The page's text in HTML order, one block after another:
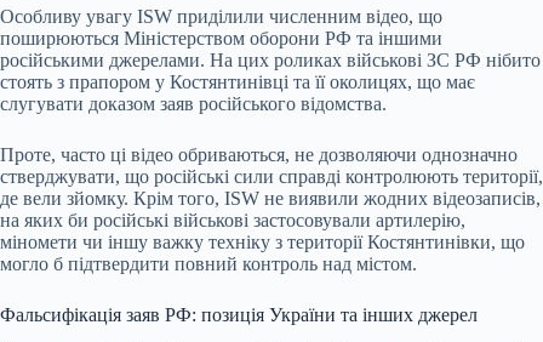
Особливу увагу ISW приділили численним відео, що
поширюються Міністерством оборони РФ та іншими
російськими джерелами. На цих роликах військові ЗС РФ нібито
стоять з прапором у Костянтинівці та її околицях, що має
слугувати доказом заяв російського відомства.
Проте, часто ці відео обриваються, не дозволяючи однозначно
стверджувати, що російські сили справді контролюють території,
де вели зйомку. Крім того, ISW не виявили жодних відеозаписів,
на яких би російські військові застосовували артилерію,
міномети чи іншу важку техніку з території Костянтинівки, що
могло б підтвердити повний контроль над містом.
Фальсифікація заяв РФ: позиція України та інших джерел